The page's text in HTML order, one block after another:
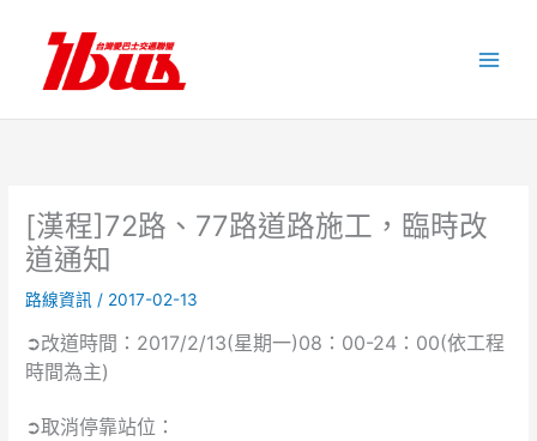
內
[漢程]72路、77路道路施工，臨時改
道通知
路線資訊 / 2017-02-13
➲改道時間：2017/2/13(星期一)08：00-24：00(依工程
時間為主)
➲取消停靠站位：